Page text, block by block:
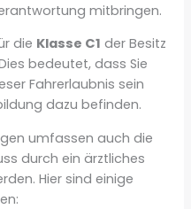
mitbringen.
die Klasse C1 der Besitz
bedeutet, dass Sie
Fahrerlaubnis sein
dazu befinden.
umfassen auch die
durch ein ärztliches
Hier sind einige